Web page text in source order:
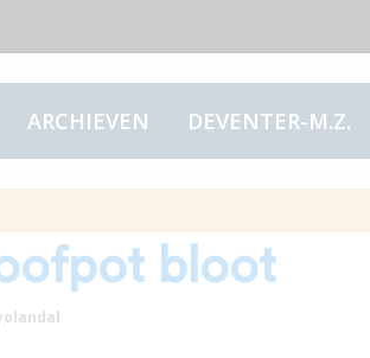
ARCHIEVEN DEVENTER-M.Z.
bloot